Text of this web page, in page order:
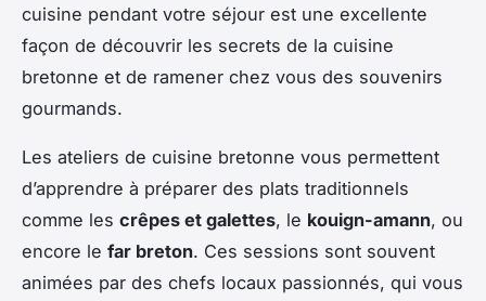
cuisine pendant votre séjour est une excellente
façon de découvrir les secrets de la cuisine
bretonne et de ramener chez vous des souvenirs
gourmands.
Les ateliers de cuisine bretonne vous permettent
d’apprendre à préparer des plats traditionnels
comme les crêpes et galettes, le kouign-amann, ou
encore le far breton. Ces sessions sont souvent
animées par des chefs locaux passionnés, qui vous